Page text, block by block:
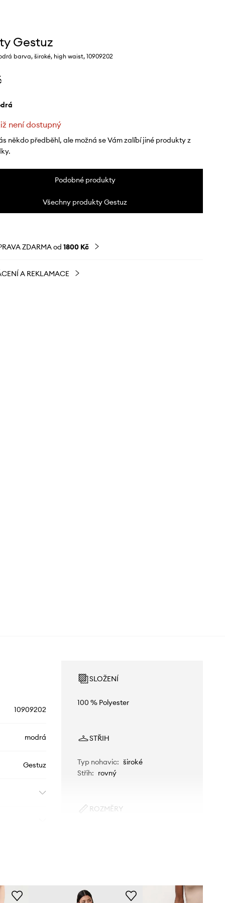
Gestuz
barva, široké, high waist, 10909202
není dostupný
někdo předběhl, ale možná se Vám zalíbí jiné produkty z
Podobné produkty
Všechny produkty Gestuz
ZDARMA od 1800 Kč
A REKLAMACE
10909202
modrá
Gestuz
SLOŽENÍ
100 % Polyester
STŘIH
Typ nohavic: široké
Střih: rovný
ROZMĚRY
Tabulka velikosti